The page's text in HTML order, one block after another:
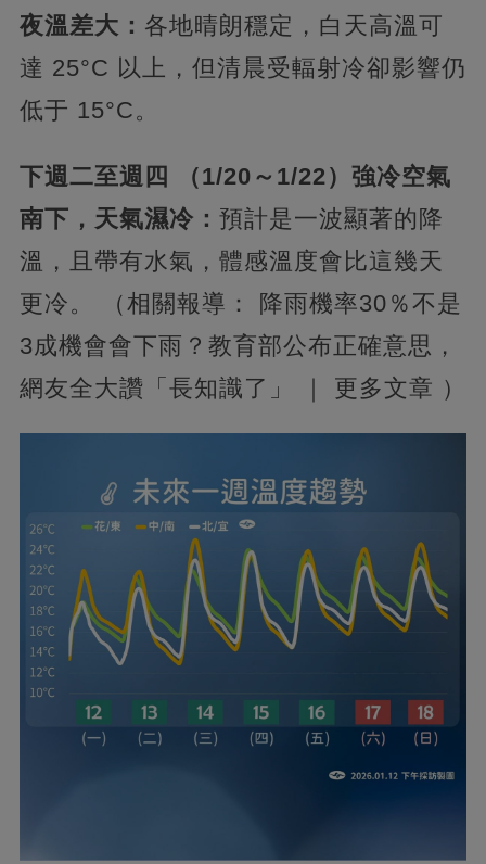
夜溫差大： 各地晴朗穩定，白天高溫可
達 25°C 以上，但清晨受輻射冷卻影響仍
低于 15°C。
下週二至週四 （1/20～1/22）強冷空氣
南下，天氣濕冷： 預計是一波顯著的降
溫，且帶有水氣，體感溫度會比這幾天
更冷。 （相關報導： 降雨機率30％不是
3成機會會下雨？教育部公布正確意思，
網友全大讚「長知識了」 ｜ 更多文章 ）